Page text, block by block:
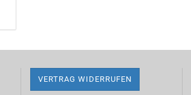
VERTRAG WIDERRUFEN